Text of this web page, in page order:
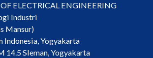
ELECTRICAL ENGINEERING
Industri
Mansur)
Indonesia, Yogyakarta
14.5 Sleman, Yogyakarta